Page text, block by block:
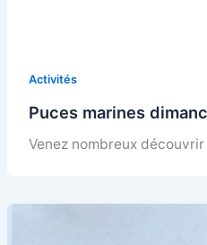
Activités
Puces marines
Venez nombreux